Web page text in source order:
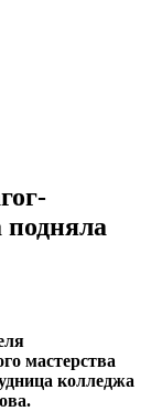
мастерства
колледжа